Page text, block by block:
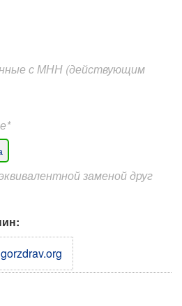
с МНН (действующим
заменой друг
gorzdrav.org